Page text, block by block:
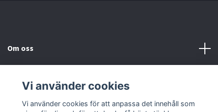
Om oss
Kontakta oss
Vi använder cookies
Vi använder cookies för att anpassa det innehåll som